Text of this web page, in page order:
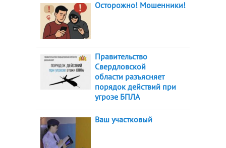
Осторожно! Мошенники!
Правительство
Свердловской
области разъясняет
порядок действий при
угрозе БПЛА
Ваш участковый